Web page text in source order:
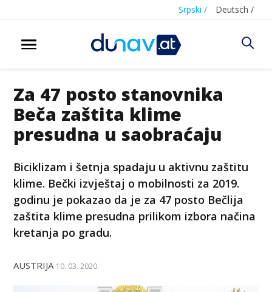
Srpski / Deutsch /
Za 47 posto stanovnika
Beča zaštita klime
presudna u saobraćaju
Biciklizam i šetnja spadaju u aktivnu zaštitu
klime. Bečki izvještaj o mobilnosti za 2019.
godinu je pokazao da je za 47 posto Bečlija
zaštita klime presudna prilikom izbora načina
kretanja po gradu.
AUSTRIJA 10. 03. 2020.